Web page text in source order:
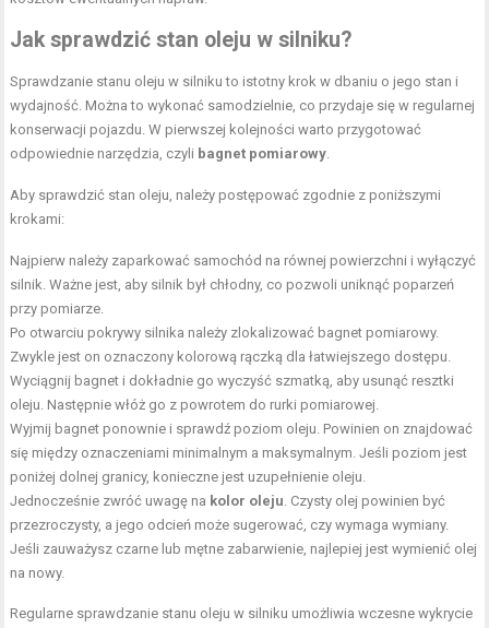
Jak sprawdzić stan oleju w silniku?
Sprawdzanie stanu oleju w silniku to istotny krok w dbaniu o jego stan i
wydajność. Można to wykonać samodzielnie, co przydaje się w regularnej
konserwacji pojazdu. W pierwszej kolejności warto przygotować
odpowiednie narzędzia, czyli bagnet pomiarowy.
Aby sprawdzić stan oleju, należy postępować zgodnie z poniższymi
krokami:
Najpierw należy zaparkować samochód na równej powierzchni i wyłączyć
silnik. Ważne jest, aby silnik był chłodny, co pozwoli uniknąć poparzeń
przy pomiarze.
Po otwarciu pokrywy silnika należy zlokalizować bagnet pomiarowy.
Zwykle jest on oznaczony kolorową rączką dla łatwiejszego dostępu.
Wyciągnij bagnet i dokładnie go wyczyść szmatką, aby usunąć resztki
oleju. Następnie włóż go z powrotem do rurki pomiarowej.
Wyjmij bagnet ponownie i sprawdź poziom oleju. Powinien on znajdować
się między oznaczeniami minimalnym a maksymalnym. Jeśli poziom jest
poniżej dolnej granicy, konieczne jest uzupełnienie oleju.
Jednocześnie zwróć uwagę na kolor oleju. Czysty olej powinien być
przezroczysty, a jego odcień może sugerować, czy wymaga wymiany.
Jeśli zauważysz czarne lub mętne zabarwienie, najlepiej jest wymienić olej
na nowy.
Regularne sprawdzanie stanu oleju w silniku umożliwia wczesne wykrycie